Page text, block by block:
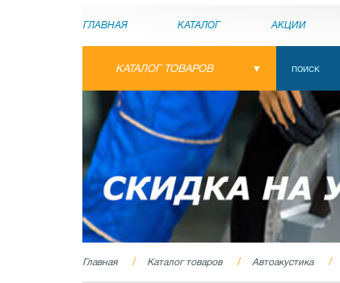
ГЛАВНАЯ КАТАЛОГ АКЦИИ
КАТАЛОГ ТОВАРОВ
Главная Каталог товаров Автоакустика